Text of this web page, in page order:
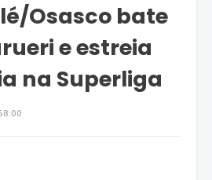
Osasco bate
e estreia
na Superliga